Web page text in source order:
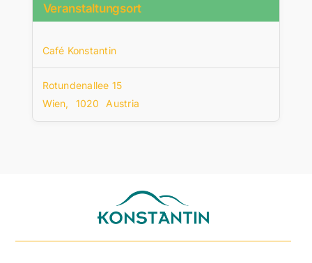
Veranstaltungsort
Café Konstantin
Rotundenallee 15
Wien, 1020 Austria